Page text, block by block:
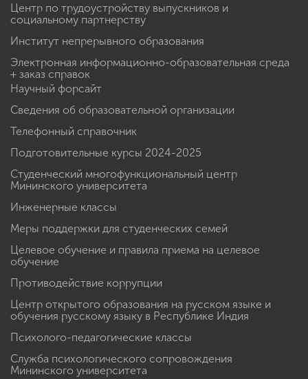
Центр по трудоустройству выпускников и
социальному партнерству
Институт непрерывного образования
Электронная информационно-образовательная среда
+ заказ справок
Научный форсайт
Сведения об образовательной организации
Телефонный справочник
Подготовительные курсы 2024-2025
Студенческий многофункциональный центр
Мининского университета
Инженерные классы
Меры поддержки для студенческих семей
Целевое обучение и правила приема на целевое
обучение
Противодействие коррупции
Центр открытого образования на русском языке и
обучения русскому языку в Республике Индия
Психолого-педагогические классы
Служба психологического сопровождения
Мининского университета